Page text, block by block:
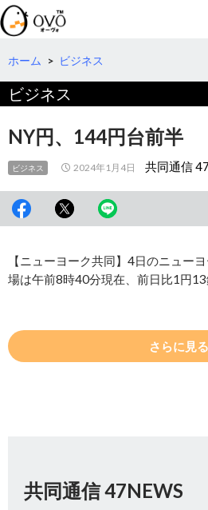
検
索
コ
テ
へ
移
動
ホーム > ビジネス
ビジネス
NY円、144円台前半
ビジネス 2024年1月4日 共同通信
【ニューヨーク共同】4日のニュー
場は午前8時40分現在、前日比1円
さらに見る
共同通信 47NEWS